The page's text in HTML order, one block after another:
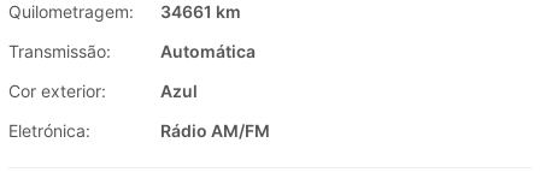
Quilometragem:
34661 km
Transmissão:
Automática
Cor exterior:
Azul
Eletrónica:
Rádio AM/FM